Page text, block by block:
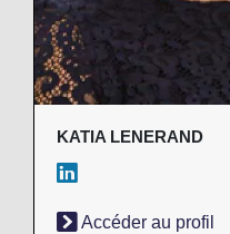
KATIA LENERAND
Accéder au profil